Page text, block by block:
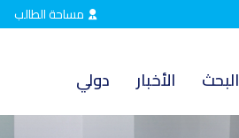
مساحة الطالب
البحث الأخبار دولي